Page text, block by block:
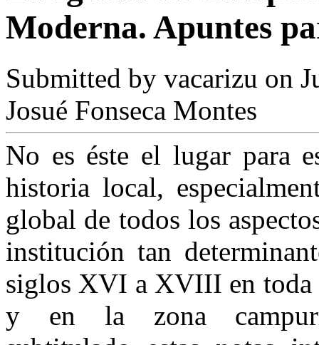
Moderna. Apuntes
Submitted by vacarizu on
Josué Fonseca Montes
No es éste el lugar para
historia local,
global de todos los
institución tan
siglos XVI a XVIII en toda
y en la zona